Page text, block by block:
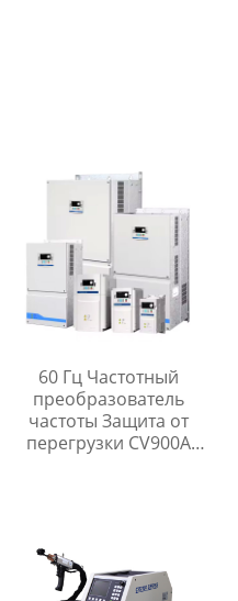
60 Гц Частотный
преобразователь
частоты Защита от
перегрузки CV900A